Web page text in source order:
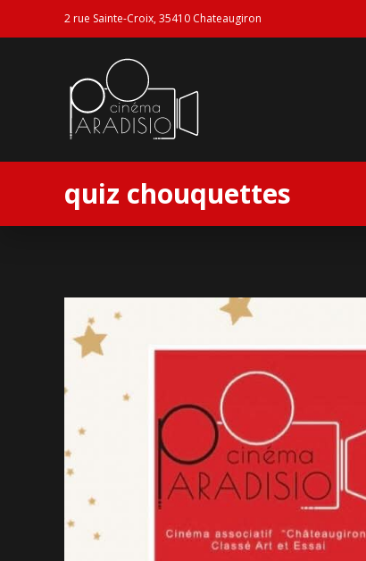
2 rue Sainte-Croix, 35410 Chateaugiron
quiz chouquettes